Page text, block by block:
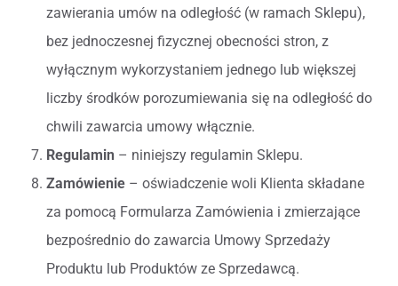
zawierania umów na odległość (w ramach Sklepu),
bez jednoczesnej fizycznej obecności stron, z
wyłącznym wykorzystaniem jednego lub większej
liczby środków porozumiewania się na odległość do
chwili zawarcia umowy włącznie.
Regulamin – niniejszy regulamin Sklepu.
Zamówienie – oświadczenie woli Klienta składane
za pomocą Formularza Zamówienia i zmierzające
bezpośrednio do zawarcia Umowy Sprzedaży
Produktu lub Produktów ze Sprzedawcą.